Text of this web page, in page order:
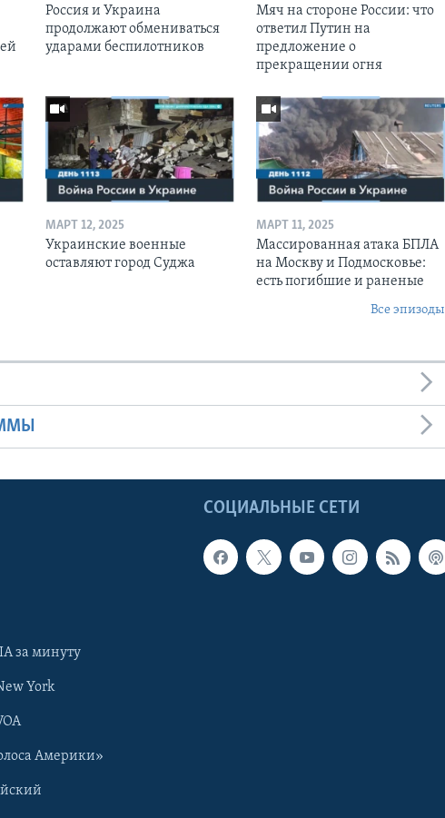
Россия и Украина
продолжают обмениваться
ударами беспилотников
Мяч на стороне России: что
ответил Путин на
предложение о
прекращении огня
МАРТ 12, 2025
Украинские военные
оставляют город Суджа
МАРТ 11, 2025
Массированная атака БПЛА
на Москву и Подмосковье:
есть погибшие и раненые
Все эпизоды
СОЦИАЛЬНЫЕ СЕТИ
за минуту
York
Америки»